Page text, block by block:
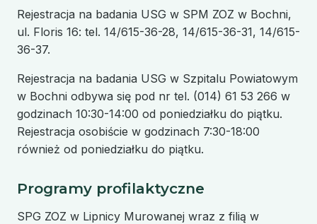
Rejestracja na badania USG w SPM ZOZ w Bochni,
ul. Floris 16: tel. 14/615-36-28, 14/615-36-31, 14/615-
36-37.
Rejestracja na badania USG w Szpitalu Powiatowym
w Bochni odbywa się pod nr tel. (014) 61 53 266 w
godzinach 10:30-14:00 od poniedziałku do piątku.
Rejestracja osobiście w godzinach 7:30-18:00
również od poniedziałku do piątku.
Programy profilaktyczne
SPG ZOZ w Lipnicy Murowanej wraz z filią w